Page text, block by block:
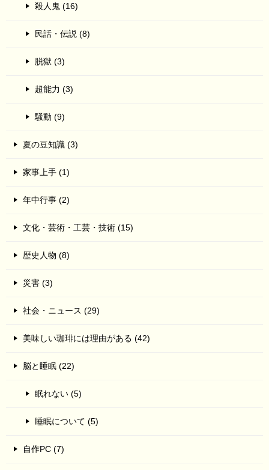
殺人鬼 (16)
民話・伝説 (8)
脱獄 (3)
超能力 (3)
騒動 (9)
夏の豆知識 (3)
家事上手 (1)
年中行事 (2)
文化・芸術・工芸・技術 (15)
歴史人物 (8)
災害 (3)
社会・ニュース (29)
美味しい珈琲には理由がある (42)
脳と睡眠 (22)
眠れない (5)
睡眠について (5)
自作PC (7)